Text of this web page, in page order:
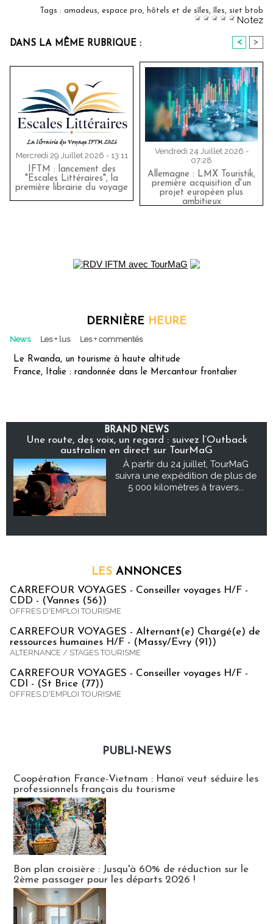
Tags : amadeus, espace pro, hôtels et de sîles,îles, siet btob
Notez
DANS LA MÊME RUBRIQUE : < >
Mercredi 29 Juillet 2026 - 13:11
IFTM : lancement des
"Escales Littéraires", la
première librairie du voyage
Vendredi 24 Juillet 2026 -
07:28
Allemagne : LMX Touristik,
première acquisition d'un
projet européen plus
ambitieux
DERNIÈRE HEURE
News Les + lus Les + commentés
Le Rwanda, un tourisme à haute altitude
France, Italie : randonnée dans le Mercantour frontalier
BRAND NEWS
Une route, des voix, un regard : suivez l’Outback
australien en direct sur TourMaG
À partir du 24 juillet, TourMaG
suivra une expédition de plus de
5 000 kilomètres à travers...
LES ANNONCES
CARREFOUR VOYAGES - Conseiller voyages H/F -
CDD - (Vannes (56))
OFFRES D'EMPLOI TOURISME
CARREFOUR VOYAGES - Alternant(e) Chargé(e) de
ressources humaines H/F - (Massy/Evry (91))
ALTERNANCE / STAGES TOURISME
CARREFOUR VOYAGES - Conseiller voyages H/F -
CDI - (St Brice (77))
OFFRES D'EMPLOI TOURISME
PUBLI-NEWS
Coopération France-Vietnam : Hanoï veut séduire les
professionnels français du tourisme
Bon plan croisière : Jusqu'à 60% de réduction sur le
2ème passager pour les départs 2026 !